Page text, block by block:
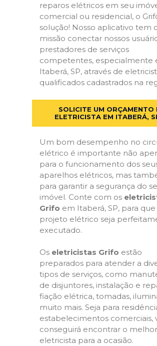
reparos elétricos em seu
comercial ou residencial, o
solução! Nosso aplicativo tem
missão conectar nossos
prestadores de serviços
competentes, especialmente
Itaberá, SP, através de
qualificados cadastrados na
SOLICITE UM ORÇAMENTO
ELETRICISTA EM ITABERÁ,
Um bom desempenho no
elétrico é importante não
para o funcionamento dos
aparelhos elétricos, mas
para garantir a segurança do
imóvel. Conte com os
Grifo em Itaberá, SP, para que
projeto elétrico seja
executado.
Os eletricistas Grifo estão
preparados para atender a
tipos de serviços, como
de disjuntores, instalação e
fiação elétrica, tomadas,
muito mais. Seja para
estabelecimentos comerciais,
conseguirá encontrar o melhor
eletricista para a ocasião.